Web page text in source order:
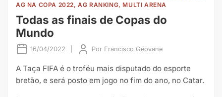
AG NA COPA 2022, AG RANKING, MULTI ARENA
Todas as finais de Copas do
Mundo
16/04/2022 Por Francisco Geovane
A Taça FIFA é o troféu mais disputado do esporte
bretão, e será posto em jogo no fim do ano, no Catar.